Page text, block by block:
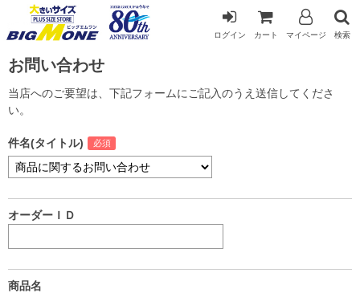
ログイン カート マイページ 検索
お問い合わせ
当店へのご要望は、下記フォームにご記入のうえ送信してくださ
い。
件名(タイトル)
オーダーＩＤ
商品名